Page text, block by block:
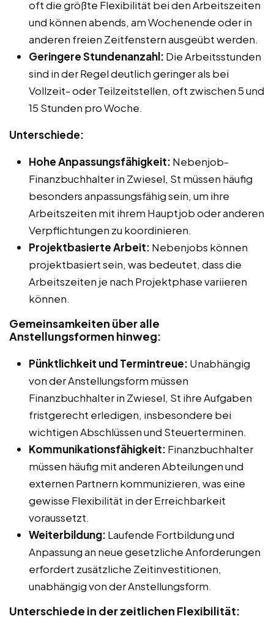
oft die größte Flexibilität bei den Arbeitszeiten
und können abends, am Wochenende oder in
anderen freien Zeitfenstern ausgeübt werden.
Geringere Stundenanzahl: Die Arbeitsstunden
sind in der Regel deutlich geringer als bei
Vollzeit- oder Teilzeitstellen, oft zwischen 5 und
15 Stunden pro Woche.
Unterschiede:
Hohe Anpassungsfähigkeit: Nebenjob-
Finanzbuchhalter in Zwiesel, St müssen häufig
besonders anpassungsfähig sein, um ihre
Arbeitszeiten mit ihrem Hauptjob oder anderen
Verpflichtungen zu koordinieren.
Projektbasierte Arbeit: Nebenjobs können
projektbasiert sein, was bedeutet, dass die
Arbeitszeiten je nach Projektphase variieren
können.
Gemeinsamkeiten über alle
Anstellungsformen hinweg:
Pünktlichkeit und Termintreue: Unabhängig
von der Anstellungsform müssen
Finanzbuchhalter in Zwiesel, St ihre Aufgaben
fristgerecht erledigen, insbesondere bei
wichtigen Abschlüssen und Steuerterminen.
Kommunikationsfähigkeit: Finanzbuchhalter
müssen häufig mit anderen Abteilungen und
externen Partnern kommunizieren, was eine
gewisse Flexibilität in der Erreichbarkeit
voraussetzt.
Weiterbildung: Laufende Fortbildung und
Anpassung an neue gesetzliche Anforderungen
erfordert zusätzliche Zeitinvestitionen,
unabhängig von der Anstellungsform.
Unterschiede in der zeitlichen Flexibilität: